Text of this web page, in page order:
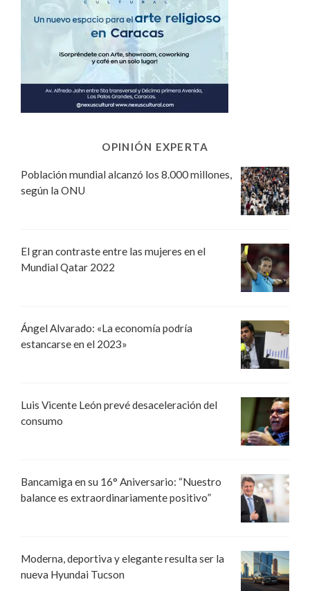
OPINIÓN EXPERTA
Población mundial alcanzó los 8.000 millones,
según la ONU
El gran contraste entre las mujeres en el
Mundial Qatar 2022
Ángel Alvarado: «La economía podría
estancarse en el 2023»
Luis Vicente León prevé desaceleración del
consumo
Bancamiga en su 16° Aniversario: “Nuestro
balance es extraordinariamente positivo”
Moderna, deportiva y elegante resulta ser la
nueva Hyundai Tucson